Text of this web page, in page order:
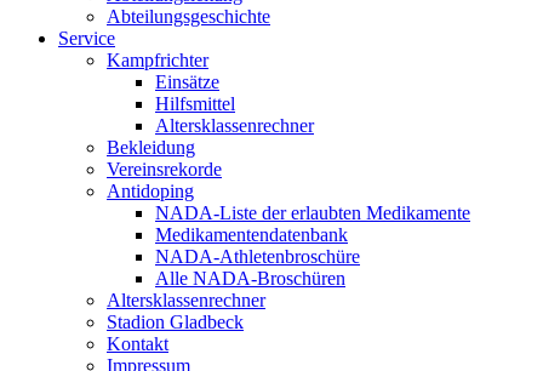
Abteilungsgeschichte
Service
Kampfrichter
Einsätze
Hilfsmittel
Altersklassenrechner
Bekleidung
Vereinsrekorde
Antidoping
NADA-Liste der erlaubten Medikamente
Medikamentendatenbank
NADA-Athletenbroschüre
Alle NADA-Broschüren
Altersklassenrechner
Stadion Gladbeck
Kontakt
Impressum